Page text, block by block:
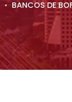
BANCOS DE